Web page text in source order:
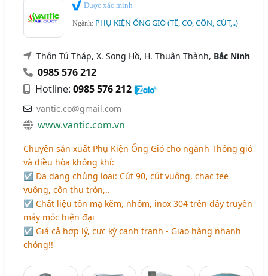
Được xác minh
Ngành: PHỤ KIỆN ỐNG GIÓ (TÊ, CO, CÔN, CÚT,..)
Thôn Tú Tháp, X. Song Hồ, H. Thuận Thành, Bắc Ninh
0985 576 212
Hotline:0985 576 212
vantic.co@gmail.com
www.vantic.com.vn
Chuyên sản xuất Phụ Kiện Ống Gió cho ngành Thông gió
và điều hòa không khí:
☑ Đa dạng chủng loại: Cút 90, cút vuông, chạc tee
vuông, côn thu tròn,..
☑ Chất liệu tôn mạ kẽm, nhôm, inox 304 trên dây truyền
máy móc hiện đại
☑ Giá cả hợp lý, cực kỳ cạnh tranh - Giao hàng nhanh
chóng!!